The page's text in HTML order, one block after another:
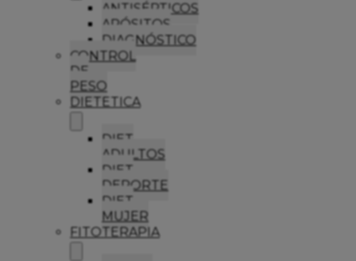
ANTISÉPTICOS
APÓSITOS
DIAGNÓSTICO
CONTROL
DE
PESO
DIETETICA
DIET
ADULTOS
DIET
DEPORTE
DIET
MUJER
FITOTERAPIA